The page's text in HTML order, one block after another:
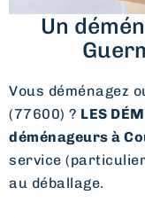
Un
Vous déménagez
(77600) ? LES
déménageurs à
service
au déballage.